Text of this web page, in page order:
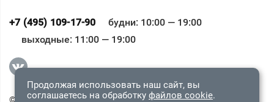
+7 (495) 109-17-90
будни: 10:00 — 19:00
выходные: 11:00 — 19:00
© 2009-2026 «Водолей Онлайн». Все права защищены.
Всё верно
Продолжая использовать наш сайт, вы
соглашаетесь на обработку файлов cookie.